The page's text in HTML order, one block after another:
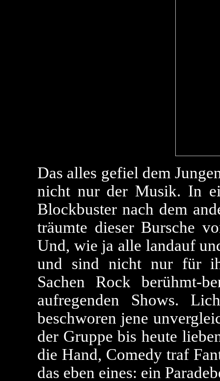
Das alles gefiel dem
nicht nur der Musik. In
Blockbuster nach dem
träumte dieser Bursche
Und, wie ja alle landauf
und sind nicht nur für
Sachen Rock berühmt-
aufregenden Shows.
beschworen jene
der Gruppe bis heute
die Hand, Comedy traf
das eben eines: ein